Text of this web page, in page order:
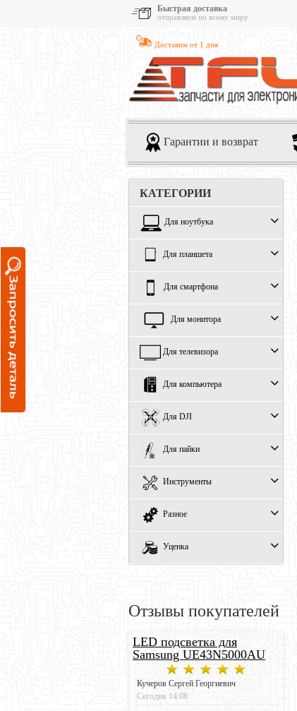
Быстрая доставка
отправляем по всему миру
Доставим от 1 дня
Гарантии и возврат
КАТЕГОРИИ
Для ноутбука
Для планшета
Для смартфона
Для монитора
Для телевизора
Для компьютера
Для DJI
Для пайки
Инструменты
Разное
Уценка
Отзывы покупателей
LED подсветка для
Samsung UE43N5000AU
Кучеров Сергей Георгиевич
Сегодня 14:08